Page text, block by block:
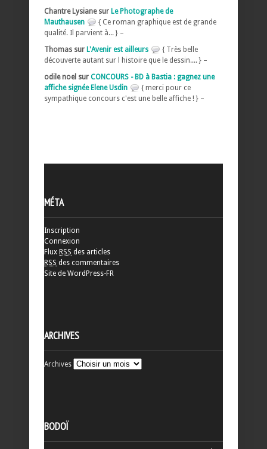
Chantre Lysiane sur Le Photographe de
Mauthausen
{ Ce roman graphique est de grande
qualité. Il parvient à... } –
Thomas sur L'Avenir est ailleurs
{ Très belle
découverte autant sur l histoire que le dessin.... } –
odile noel sur CONCOURS - BD à Bastia : gagnez une
affiche signée Elene Usdin
{ merci pour ce
sympathique concours c'est une belle affiche ! } –
MÉTA
Inscription
Connexion
Flux RSS des articles
RSS des commentaires
Site de WordPress-FR
ARCHIVES
Archives
BODOÏ